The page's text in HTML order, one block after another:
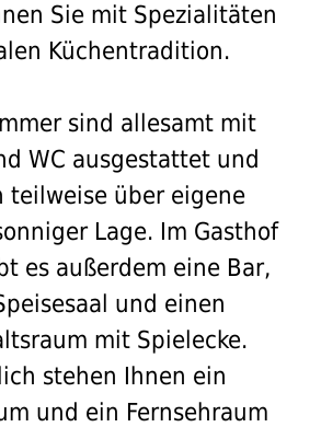
Sie mit Spezialitäten
Küchentradition.
sind allesamt mit
WC ausgestattet und
teilweise über eigene
Lage. Im Gasthof
es außerdem eine Bar,
und einen
mit Spielecke.
stehen Ihnen ein
und ein Fernsehraum